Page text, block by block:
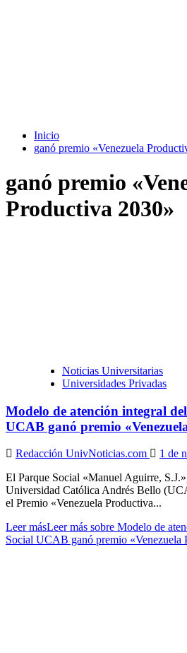
Inicio
ganó premio «Venezuela
ganó premio
Productiva 2030»
Noticias Universitarias
Universidades Privadas
Modelo de atención integral
UCAB ganó premio
Redacción UnivNoticias.com 1 de
El Parque Social «Manuel Aguirre,
Universidad Católica Andrés Bello
el Premio «Venezuela Productiva...
Leer másLeer más sobre Modelo de
Social UCAB ganó premio «Venezuela